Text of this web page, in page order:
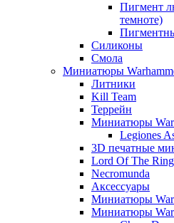
Пигмент
темноте)
Силиконы
Смола
Миниатюры
Литники
Kill Team
Террейн
Миниатюры
Legiones
3D печатные
Lord Of The
Necromunda
Аксессуары
Миниатюры
Миниатюры